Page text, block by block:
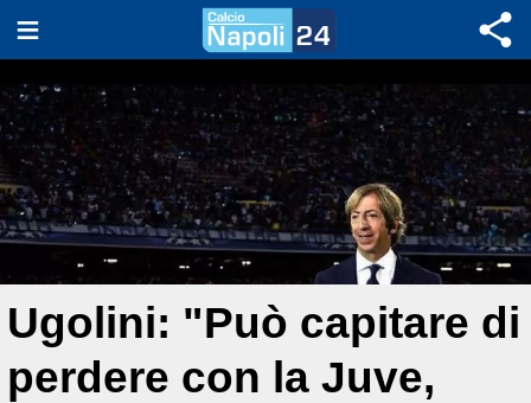
Ugolini: "Può capitare di
perdere con la Juve,